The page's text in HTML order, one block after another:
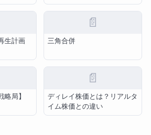
生計画
📄
三角合併
略局】
📄
ディレイ株価とは？リアルタ
イム株価との違い